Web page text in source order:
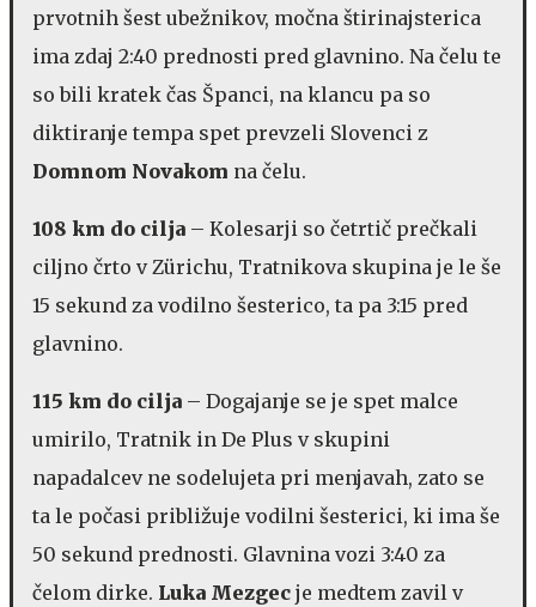
prvotnih šest ubežnikov, močna štirinajsterica
ima zdaj 2:40 prednosti pred glavnino. Na čelu te
so bili kratek čas Španci, na klancu pa so
diktiranje tempa spet prevzeli Slovenci z
Domnom Novakom na čelu.
108 km do cilja – Kolesarji so četrtič prečkali
ciljno črto v Zürichu, Tratnikova skupina je le še
15 sekund za vodilno šesterico, ta pa 3:15 pred
glavnino.
115 km do cilja – Dogajanje se je spet malce
umirilo, Tratnik in De Plus v skupini
napadalcev ne sodelujeta pri menjavah, zato se
ta le počasi približuje vodilni šesterici, ki ima še
50 sekund prednosti. Glavnina vozi 3:40 za
čelom dirke. Luka Mezgec je medtem zavil v